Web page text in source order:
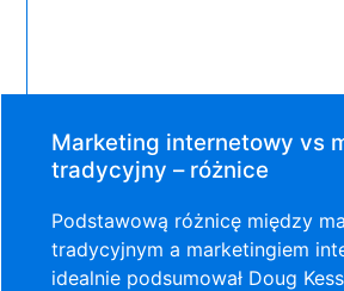
Marketing internetowy vs
tradycyjny – różnice
Podstawową różnicę między
tradycyjnym a marketingiem
idealnie podsumował Doug